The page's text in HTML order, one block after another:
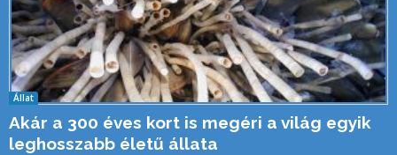
Állat
Akár a 300 éves kort is megéri a világ egyik
leghosszabb életű állata